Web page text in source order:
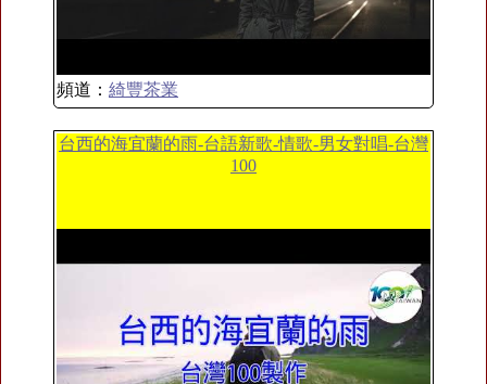
頻道： 綺豐茶業
台西的海宜蘭的雨-台語新歌-情歌-男女對唱-台灣
100